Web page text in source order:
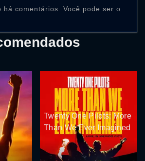
há comentários. Você pode ser o
Twenty One Pilots: More
Than We Ever Imagined